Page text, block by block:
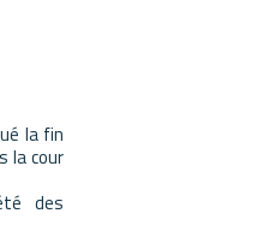
UGSEL 2nd degré
la fin
la cour
des